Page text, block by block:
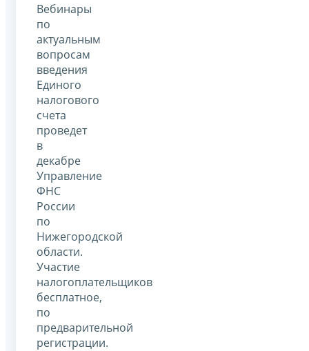
Вебинары
по
актуальным
вопросам
введения
Единого
налогового
счета
проведет
в
декабре
Управление
ФНС
России
по
Нижегородской
области.
Участие
налогоплательщиков
бесплатное,
по
предварительной
регистрации.